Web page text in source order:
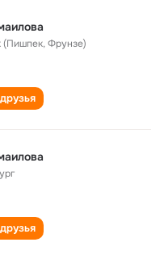
(Пишпек, Фрунзе)